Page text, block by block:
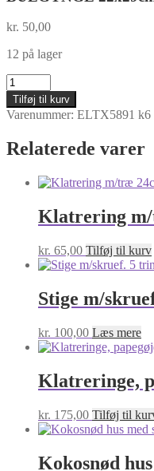
kr. 50,00
12 på lager
BUEGYNGE
22x29cm
antal
Tilføj til kurv
Varenummer: ELTX5891 k6
Relaterede varer
Klatrering
kr. 65,00 Tilføj til kurv
Stige m/
kr. 100,00 Læs mere
Klatreringe,
kr. 175,00 Tilføj til
Kokosnød